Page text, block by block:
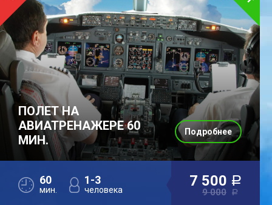
ПОЛЕТ НА
АВИАТРЕНАЖЕРЕ 60
МИН.
60
мин.
1-3
человека
7 500 a
9 000 a
Подробнее